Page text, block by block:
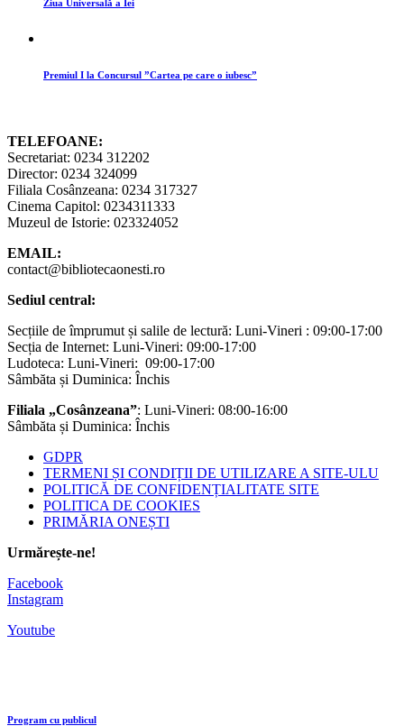
Ziua Universală a Iei
Premiul I la Concursul ”Cartea pe care o iubesc”
TELEFOANE:
Secretariat: 0234 312202
Director: 0234 324099
Filiala Cosânzeana: 0234 317327
Cinema Capitol: 0234311333
Muzeul de Istorie: 023324052
EMAIL:
contact@bibliotecaonesti.ro
Sediul central:
Secțiile de împrumut și salile de lectură: Luni-Vineri : 09:00-17:00
Secția de Internet: Luni-Vineri: 09:00-17:00
Ludoteca: Luni-Vineri: 09:00-17:00
Sâmbăta și Duminica: Închis
Filiala „Cosânzeana”: Luni-Vineri: 08:00-16:00
Sâmbăta și Duminica: Închis
GDPR
TERMENI ȘI CONDIȚII DE UTILIZARE A SITE-ULU
POLITICĂ DE CONFIDENȚIALITATE SITE
POLITICA DE COOKIES
PRIMĂRIA ONEȘTI
Urmărește-ne!
Facebook
Instagram
Youtube
Program cu publicul